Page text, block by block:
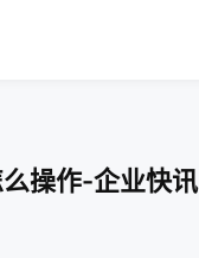
操作-企业快讯